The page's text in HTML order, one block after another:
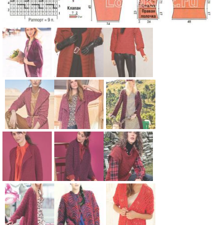
Схема:
удлиненный
жакет без
застежек с
закругленны
м краем
вязание
спицами для
женщин
Схема:
длинный
красный
жилет
вязание
спицами для
женщин
Схема:
красный
пуловер с
заужеными
рукавами
вязание
спицами для
женщин
Схема:
удлиненный
кардиган с
капюшоном
вязание
спицами для
женщин
Схема:
кардиган-
кимоно
оверсайз с
отворотами
вязание
спицами для
Схема:
кардиган
удлиненный
с ажурным
рисунком
вязание
спицами для
Схема:
удлиненный
Схема:
свободный
Схема:
удлиненный